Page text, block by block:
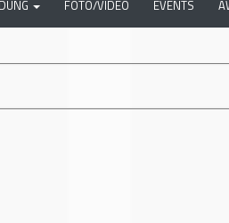
FOTO/VIDEO EVENTS
AUTOMECHANIKA